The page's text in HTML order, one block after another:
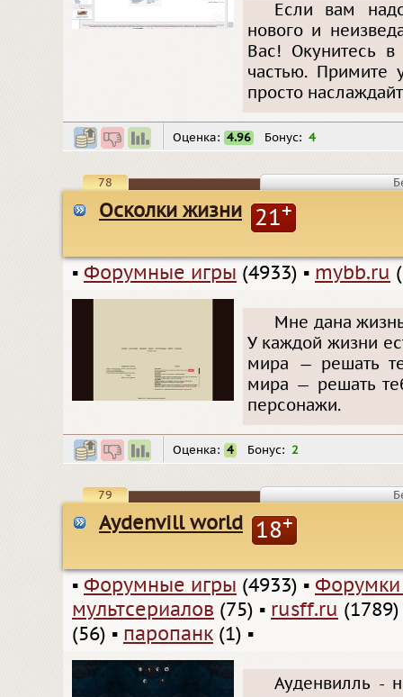
Если вам
нового и
Вас! Окунитесь
частью. Примите
просто
Оценка: 4.96 Бонус: 4
78
Осколки жизни 21+
▪ Форумные игры (4933) ▪ mybb.ru
Мне дана
У каждой жизни
мира — решать
мира — решать
персонажи.
Оценка: 4 Бонус: 2
79
Aydenvill world 18+
▪ Форумные игры (4933) ▪
мультсериалов (75) ▪ rusff.ru (1789)
(56) ▪ паропанк (1) ▪
Ауденвилль -